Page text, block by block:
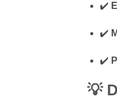
✔️
✔️
✔️
💡